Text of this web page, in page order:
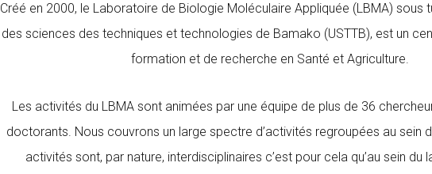
Créé en 2000, le Laboratoire de Biologie Moléculaire Appliquée (LBMA) sous
des sciences des techniques et technologies de Bamako (USTTB), est un
formation et de recherche en Santé et Agriculture.
Les activités du LBMA sont animées par une équipe de plus de 36
doctorants. Nous couvrons un large spectre d’activités regroupées au sein
activités sont, par nature, interdisciplinaires c’est pour cela qu’au sein du